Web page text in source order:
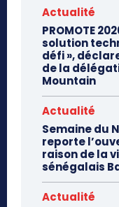
Actualité
PROMOTE
solution
défi »,
de la
Mountain
Actualité
Semaine du
reporte
raison de la
sénégalais
Actualité